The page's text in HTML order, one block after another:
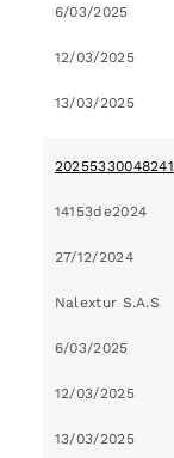
6/03/2025
12/03/2025
13/03/2025
20255330048241
14153de2024
27/12/2024
Nalextur S.A.S
6/03/2025
12/03/2025
13/03/2025